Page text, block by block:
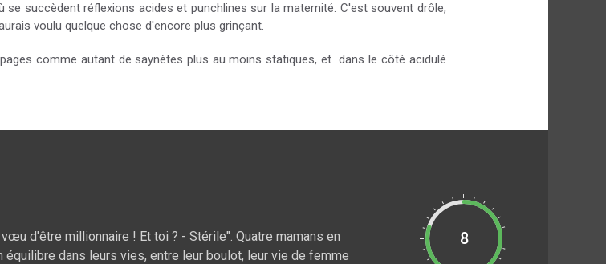
succèdent réflexions acides et punchlines sur la maternité. C'est souvent drôle,
voulu quelque chose d'encore plus grinçant.
comme autant de saynètes plus au moins statiques, et dans le côté acidulé
d'être millionnaire ! Et toi ? - Stérile". Quatre mamans en
dans leurs vies, entre leur boulot, leur vie de femme
8